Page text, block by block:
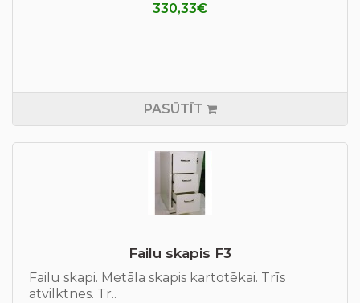
330,33€
PASŪTĪT
Failu skapis F3
Failu skapi. Metāla skapis kartotēkai. Trīs
atvilktnes. Tr..